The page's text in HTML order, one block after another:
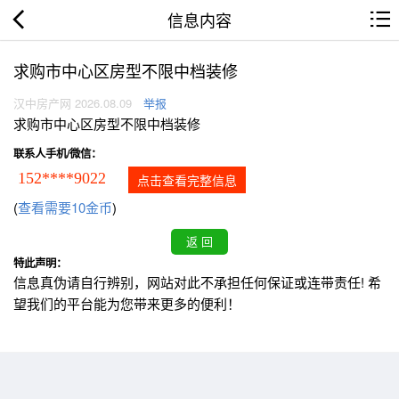
信息内容
求购市中心区房型不限中档装修
汉中房产网 2026.08.09 举报
求购市中心区房型不限中档装修
联系人手机/微信：
152****9022 点击查看完整信息
(查看需要10金币)
特此声明：
信息真伪请自行辨别，网站对此不承担任何保证或连带责任! 希
望我们的平台能为您带来更多的便利！